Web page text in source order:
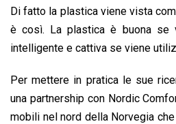
Di fatto la plastica viene vista
è così. La plastica è buona se
intelligente e cattiva se viene
Per mettere in pratica le sue
una partnership con Nordic
mobili nel nord della Norvegia